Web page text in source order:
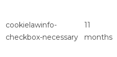
cookielawinfo-
checkbox-necessary
11
months